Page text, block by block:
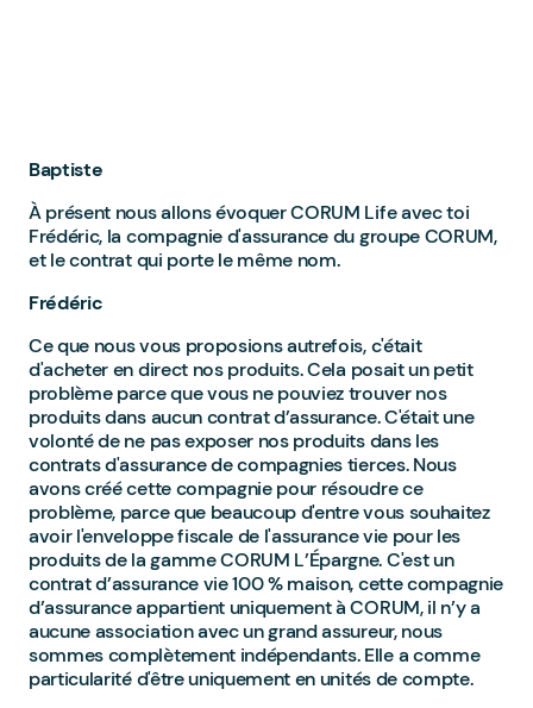
Baptiste
À présent nous allons évoquer CORUM Life avec toi
Frédéric, la compagnie d'assurance du groupe CORUM,
et le contrat qui porte le même nom.
Frédéric
Ce que nous vous proposions autrefois, c'était
d'acheter en direct nos produits. Cela posait un petit
problème parce que vous ne pouviez trouver nos
produits dans aucun contrat d’assurance. C'était une
volonté de ne pas exposer nos produits dans les
contrats d'assurance de compagnies tierces. Nous
avons créé cette compagnie pour résoudre ce
problème, parce que beaucoup d'entre vous souhaitez
avoir l'enveloppe fiscale de l'assurance vie pour les
produits de la gamme CORUM L’Épargne. C'est un
contrat d’assurance vie 100 % maison, cette compagnie
d’assurance appartient uniquement à CORUM, il n’y a
aucune association avec un grand assureur, nous
sommes complètement indépendants. Elle a comme
particularité d'être uniquement en unités de compte.